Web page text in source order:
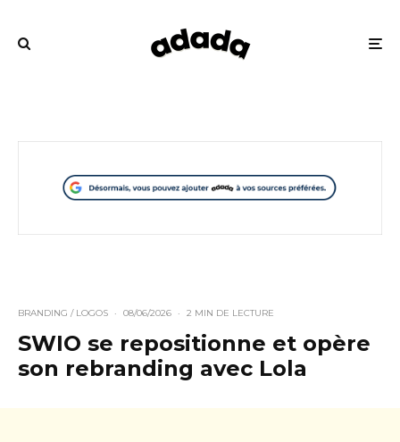
BRANDING / LOGOS · 08/06/2026 · 2 MIN DE LECTURE
SWIO se repositionne et opère
son rebranding avec Lola